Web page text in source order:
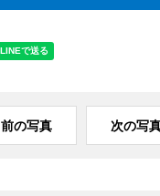
前の写真 次の写